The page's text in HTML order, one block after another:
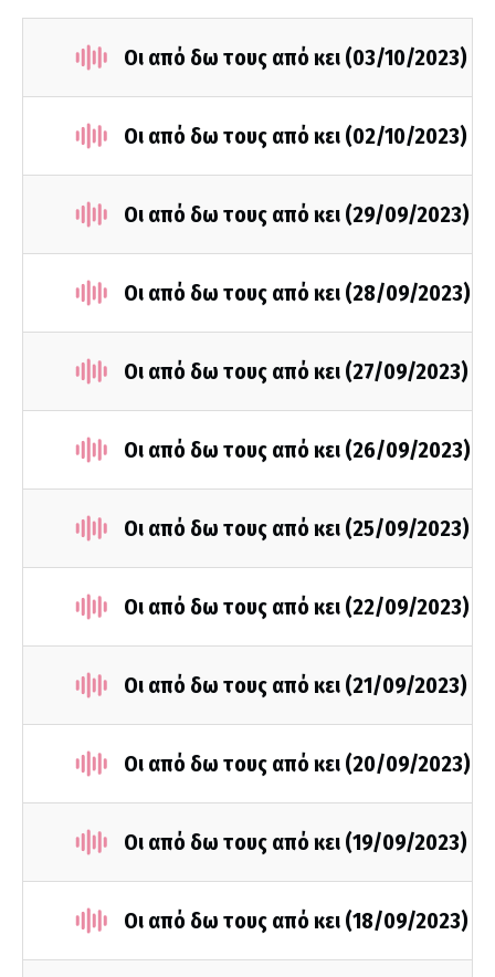
Οι από δω τους από κει (03/10/2023)
Οι από δω τους από κει (02/10/2023)
Οι από δω τους από κει (29/09/2023)
Οι από δω τους από κει (28/09/2023)
Οι από δω τους από κει (27/09/2023)
Οι από δω τους από κει (26/09/2023)
Οι από δω τους από κει (25/09/2023)
Οι από δω τους από κει (22/09/2023)
Οι από δω τους από κει (21/09/2023)
Οι από δω τους από κει (20/09/2023)
Οι από δω τους από κει (19/09/2023)
Οι από δω τους από κει (18/09/2023)